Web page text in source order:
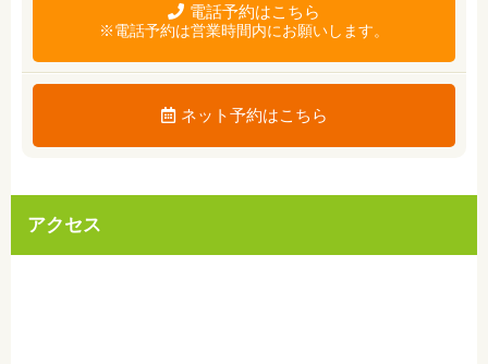
電話予約はこちら
※電話予約は営業時間内にお願いします。
ネット予約はこちら
アクセス